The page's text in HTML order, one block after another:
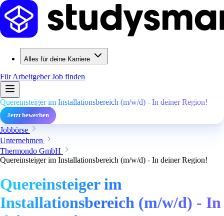
Alles für deine Karriere
Für ArbeitgeberJob finden
Quereinsteiger im Installationsbereich (m/w/d) - In deiner Region!
Jetzt bewerben
Jobbörse
Unternehmen
Thermondo GmbH
Quereinsteiger im Installationsbereich (m/w/d) - In deiner Region!
Quereinsteiger im
Installationsbereich (m/w/d) - In